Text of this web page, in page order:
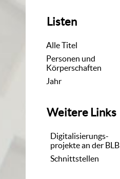
Listen
Alle Titel
Personen und
Körperschaften
Jahr
Weitere Links
Digitalisierungs-
projekte an der BLB
Schnittstellen